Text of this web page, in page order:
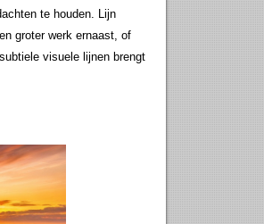
te houden. Lijn
groter werk ernaast, of
visuele lijnen brengt